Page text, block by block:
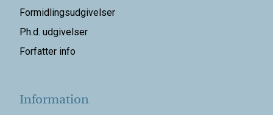
Formidlingsudgivelser
Ph.d. udgivelser
Forfatter info
Information